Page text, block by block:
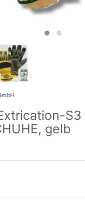
S3
gelb